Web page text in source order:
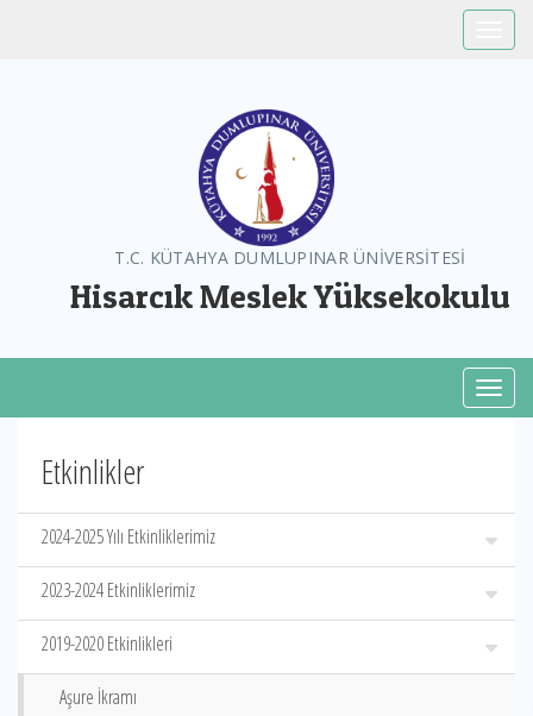
T.C. KÜTAHYA DUMLUPINAR ÜNİVERSİTESİ
Hisarcık Meslek Yüksekokulu
Etkinlikler
2024-2025 Yılı Etkinliklerimiz
2023-2024 Etkinliklerimiz
2019-2020 Etkinlikleri
Aşure İkramı